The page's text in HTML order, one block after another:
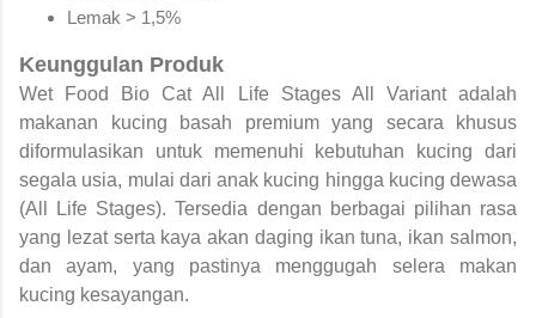
Lemak > 1,5%
Keunggulan Produk
Wet Food Bio Cat All Life Stages All Variant adalah
makanan kucing basah premium yang secara khusus
diformulasikan untuk memenuhi kebutuhan kucing dari
segala usia, mulai dari anak kucing hingga kucing dewasa
(All Life Stages). Tersedia dengan berbagai pilihan rasa
yang lezat serta kaya akan daging ikan tuna, ikan salmon,
dan ayam, yang pastinya menggugah selera makan
kucing kesayangan.